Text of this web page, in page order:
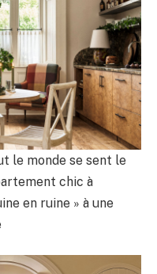
le monde se sent le
chic à
en ruine » à une